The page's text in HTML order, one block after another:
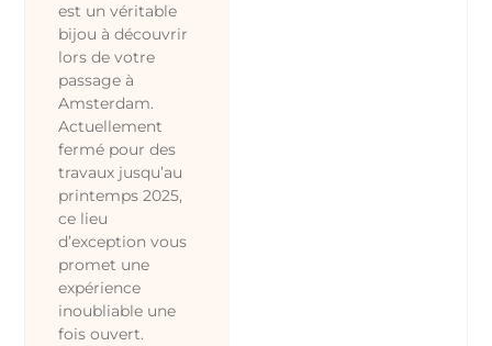
est un véritable
bijou à découvrir
lors de votre
passage à
Amsterdam.
Actuellement
fermé pour des
travaux jusqu’au
printemps 2025,
ce lieu
d’exception vous
promet une
expérience
inoubliable une
fois ouvert.